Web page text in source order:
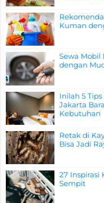
Kuman
Sewa Mobil
dengan
Inilah 5
Jakarta
Kebutuhan
Retak di
Bisa Jadi
27 Inspirasi
Sempit